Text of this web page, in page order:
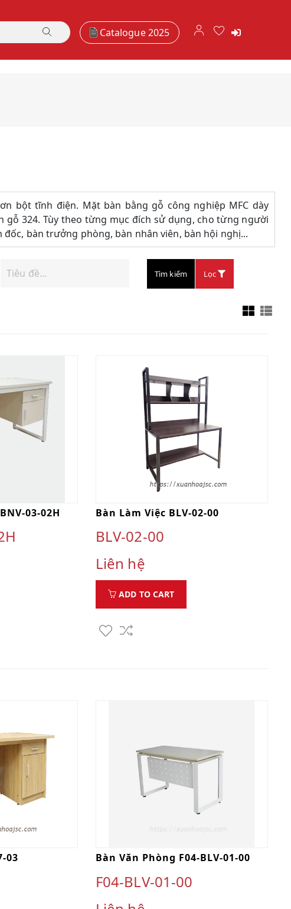
Catalogue 2025
Ghế Phòng
Họp, Tiệc GS-
11-07B
Liên hệ
Nhà
Xe Đạp Trợ
Lực Điện
MS21W
Liên hệ
bột tĩnh điện. Mặt bàn bằng gỗ công nghiệp MFC dày
gỗ 324. Tùy theo từng mục đích sử dụng, cho từng người
bàn trưởng phòng, bàn nhân viên, bàn hội nghị...
Tìm kiếm Lọc
03-02H Bàn Làm Việc BLV-02-00
BLV-02-00
Liên hệ
ADD TO CART
03 Bàn Văn Phòng F04-BLV-01-00
F04-BLV-01-00